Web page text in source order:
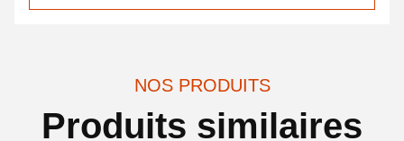
NOS PRODUITS
Produits similaires